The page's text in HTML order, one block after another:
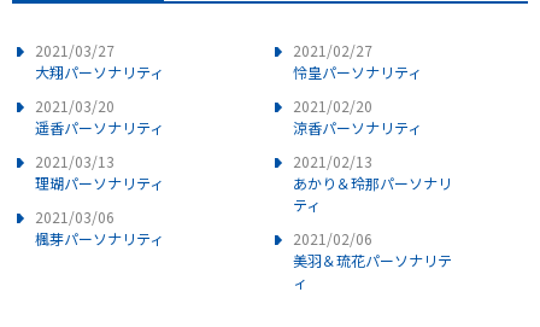
2021/03/27
大翔パーソナリティ
2021/03/20
遥香パーソナリティ
2021/03/13
理瑚パーソナリティ
2021/03/06
楓芽パーソナリティ
2021/02/27
怜皇パーソナリティ
2021/02/20
涼香パーソナリティ
2021/02/13
あかり＆玲那パーソナリ
ティ
2021/02/06
美羽＆琉花パーソナリテ
ィ